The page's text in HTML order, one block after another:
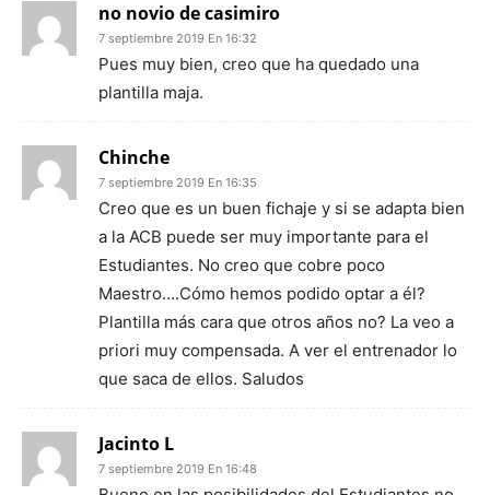
no novio de casimiro
7 septiembre 2019 En 16:32
Pues muy bien, creo que ha quedado una
plantilla maja.
Chinche
7 septiembre 2019 En 16:35
Creo que es un buen fichaje y si se adapta bien
a la ACB puede ser muy importante para el
Estudiantes. No creo que cobre poco
Maestro….Cómo hemos podido optar a él?
Plantilla más cara que otros años no? La veo a
priori muy compensada. A ver el entrenador lo
que saca de ellos. Saludos
Jacinto L
7 septiembre 2019 En 16:48